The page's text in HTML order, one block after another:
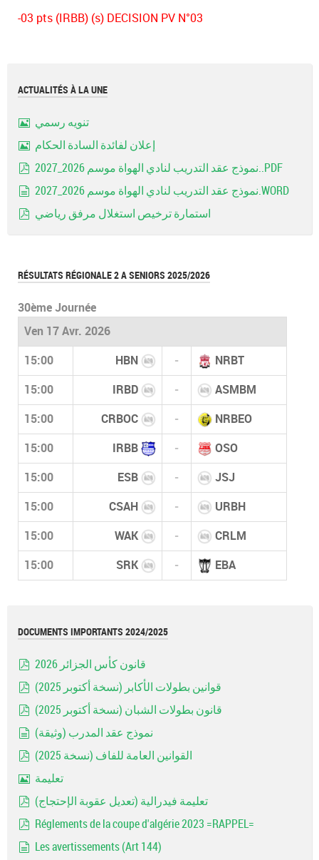
-03 pts (IRBB) (s) DECISION PV N°03
ACTUALITÉS À LA UNE
تنويه رسمي
إعلان لفائدة السادة الحكام
نموذج عقد التدريب لنادي الهواة موسم 2026_2027..PDF
نموذج عقد التدريب لنادي الهواة موسم 2026_2027.WORD
استمارة ترخيص استغلال مرفق رياضي
RÉSULTATS RÉGIONALE 2 A SENIORS 2025/2026
30ème Journée
Ven 17 Avr. 2026
15:00 HBN - NRBT
15:00 IRBD - ASMBM
15:00 CRBOC - NRBEO
15:00 IRBB - OSO
15:00 ESB - JSJ
15:00 CSAH - URBH
15:00 WAK - CRLM
15:00 SRK - EBA
DOCUMENTS IMPORTANTS 2024/2025
قانون كأس الجزائر 2026
قوانين بطولات الأكابر (نسخة أكتوبر 2025)
قانون بطولات الشبان (نسخة أكتوبر 2025)
نموذج عقد المدرب (وثيقة)
القوانين العامة للفاف (نسخة 2025)
تعليمة
تعليمة فيدرالية (تعديل عقوبة الإحتجاج)
Réglements de la coupe d'algérie 2023 =RAPPEL=
Les avertissements (Art 144)